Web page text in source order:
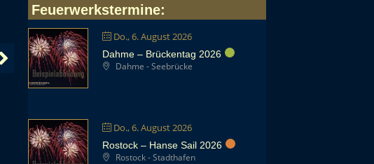
Feuerwerkstermine:
Do., 6. August 2026
Dahme – Brückentag 2026
Dahme - Seebrücke
Do., 6. August 2026
Rostock – Hanse Sail 2026
Rostock - Stadthafen